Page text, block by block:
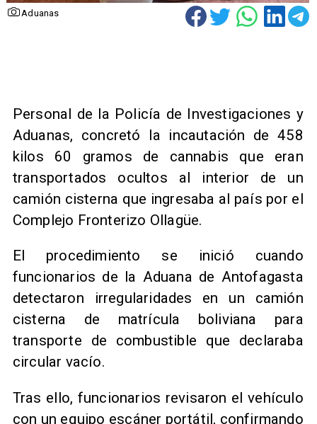
Aduanas
Personal de la Policía de Investigaciones y
Aduanas, concretó la incautación de 458
kilos 60 gramos de cannabis que eran
transportados ocultos al interior de un
camión cisterna que ingresaba al país por el
Complejo Fronterizo Ollagüe.
​El procedimiento se inició cuando
funcionarios de la Aduana de Antofagasta
detectaron irregularidades en un camión
cisterna de matrícula boliviana para
transporte de combustible que declaraba
circular vacío.
Tras ello, funcionarios revisaron el vehículo
con un equipo escáner portátil, confirmando